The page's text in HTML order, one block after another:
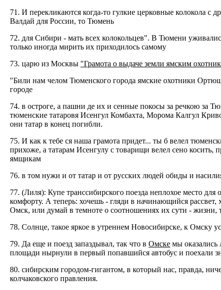
71. И перекликаются когда-то гулкие церковные колокола
Валдай для России, то Тюмень
72. для Сибири - мать всех колокольцев". В Тюмени
только иногда мирить их приходилось самому
73. царю из Москвы "Грамота о выдаче земли ямским
"Били нам челом Тюменского города ямские охотники
городе
74. в остроге, а пашни де их и сенные покосы за речкою за
тюменские татаровя Исенгул Комбахта, Морома Калгул
они татар в конец погибли.
75. И как к тебе ся наша грамота придет... ты б велел
прихоже, а татарам Исенгулу с товарищи велел сено
ямщикам
76. в том нужи и от татар и от русских людей обиды и
77. (Лиля): Купе транссибирского поезда неплохое место
комфорту. А теперь: хочешь - гляди в начинающийся
Омск, или думай в темноте о соотношениях их сути - жизни,
78. Солнце, такое яркое в утреннем Новосибирске, к Омску
79. Да еще и поезд запаздывал, так что в Омске мы
площади нырнули в первый попавшийся автобус и поехали
80. сибирским городом-гигантом, в который нас, правда,
колчаковского правления.